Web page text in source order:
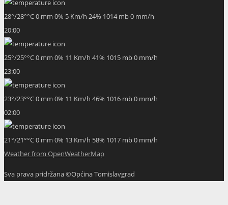
28°/28°°C0 mm 0% 5 Km/h 24% 1014 mb0 mm/h
20:00
25°/25°°C0 mm 0% 11 Km/h 41% 1015 mb0 mm/h
23:00
23°/23°°C0 mm 0% 11 Km/h 46% 1016 mb0 mm/h
02:00
21°/21°°C0 mm 0% 13 Km/h 58% 1017 mb0 mm/h
Weather from OpenWeatherMap
Sva prava pridržana ©Općina Tomislavgrad